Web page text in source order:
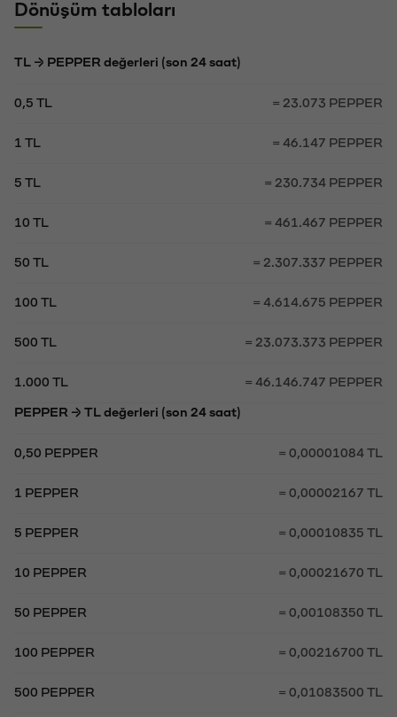
Dönüşüm tabloları
TL → PEPPER değerleri (son 24 saat)
0,5 TL = 23.073 PEPPER
1 TL = 46.147 PEPPER
5 TL = 230.734 PEPPER
10 TL = 461.467 PEPPER
50 TL = 2.307.337 PEPPER
100 TL = 4.614.675 PEPPER
500 TL = 23.073.373 PEPPER
1.000 TL = 46.146.747 PEPPER
PEPPER → TL değerleri (son 24 saat)
0,50 PEPPER = 0,00001084 TL
1 PEPPER = 0,00002167 TL
5 PEPPER = 0,00010835 TL
10 PEPPER = 0,00021670 TL
50 PEPPER = 0,00108350 TL
100 PEPPER = 0,00216700 TL
500 PEPPER = 0,01083500 TL